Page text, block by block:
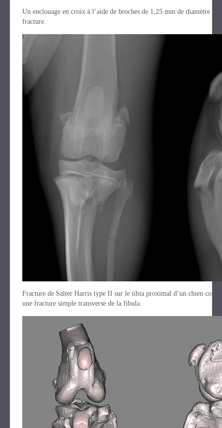
Un enclouage en croix à l’aide de broches de 1,25 mm de diamètre a
fracture.
Fracture de Salter Harris type II sur le tibia proximal d’un chien
une fracture simple transverse de la fibula.